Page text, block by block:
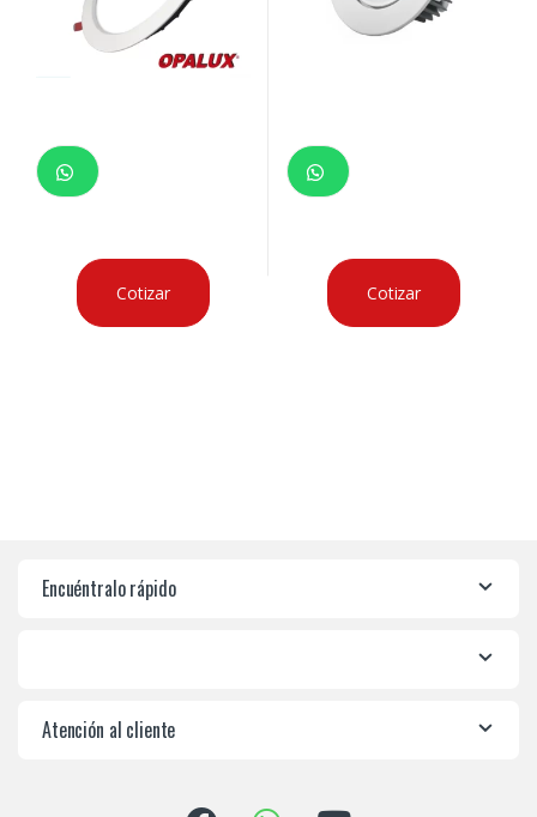
Cotizar Cotizar
Encuéntralo rápido
Atención al cliente